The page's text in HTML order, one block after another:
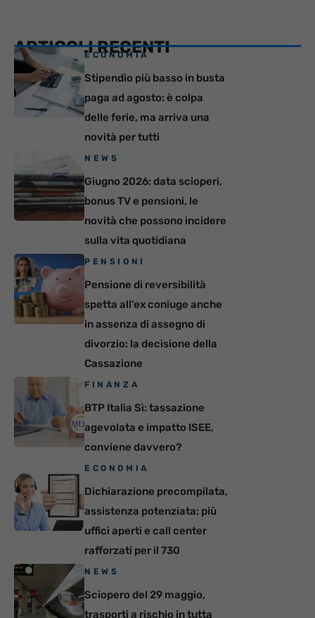
ARTICOLI RECENTI
ECONOMIA
Stipendio più basso in busta
paga ad agosto: è colpa
delle ferie, ma arriva una
novità per tutti
NEWS
Giugno 2026: data scioperi,
bonus TV e pensioni, le
novità che possono incidere
sulla vita quotidiana
PENSIONI
Pensione di reversibilità
spetta all’ex coniuge anche
in assenza di assegno di
divorzio: la decisione della
Cassazione
FINANZA
BTP Italia Sì: tassazione
agevolata e impatto ISEE,
conviene davvero?
ECONOMIA
Dichiarazione precompilata,
assistenza potenziata: più
uffici aperti e call center
rafforzati per il 730
NEWS
Sciopero del 29 maggio,
trasporti a rischio in tutta